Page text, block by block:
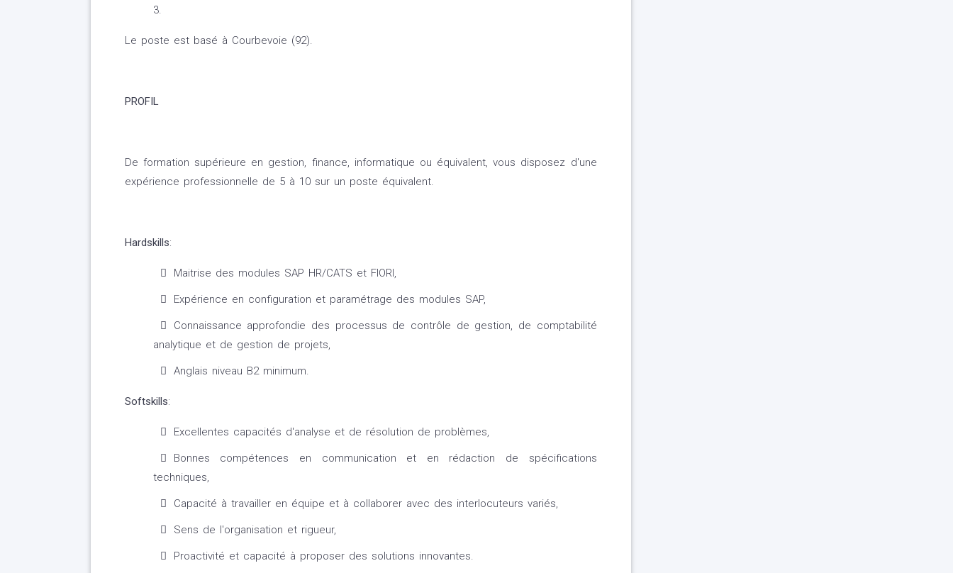
3.
Le poste est basé à Courbevoie (92).
PROFIL
De formation supérieure en gestion, finance, informatique ou équivalent, vous disposez d'une
expérience professionnelle de 5 à 10 sur un poste équivalent.
Hardskills:
Maitrise des modules SAP HR/CATS et FIORI,
Expérience en configuration et paramétrage des modules SAP,
Connaissance approfondie des processus de contrôle de gestion, de comptabilité
analytique et de gestion de projets,
Anglais niveau B2 minimum.
Softskills:
Excellentes capacités d'analyse et de résolution de problèmes,
Bonnes compétences en communication et en rédaction de spécifications
techniques,
Capacité à travailler en équipe et à collaborer avec des interlocuteurs variés,
Sens de l'organisation et rigueur,
Proactivité et capacité à proposer des solutions innovantes.